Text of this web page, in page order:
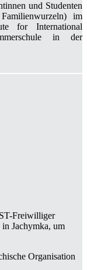
und Studenten
im
for International
in der
Freiwilliger
Jachymka, um
Organisation